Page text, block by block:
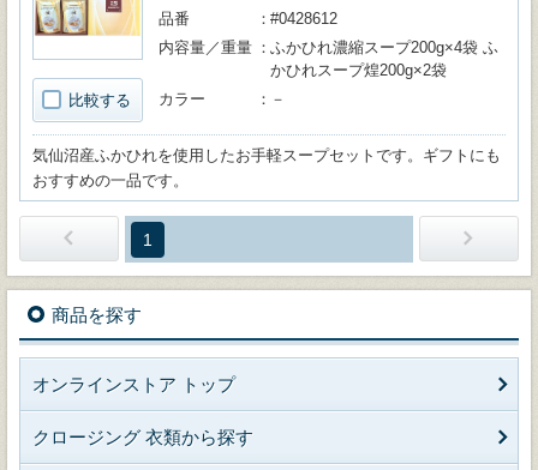
比較する
品番
#0428612
内容量／重量
ふかひれ濃縮スープ200g×4袋 ふ
かひれスープ煌200g×2袋
カラー
－
気仙沼産ふかひれを使用したお手軽スープセットです。ギフトにも
おすすめの一品です。
1
商品を探す
オンラインストア トップ
クロージング 衣類から探す